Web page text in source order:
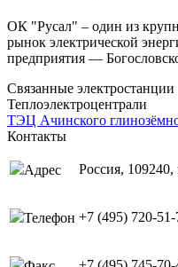
ОК "Русал" – один из
рынок электрической
предприятия —
Связанные электростанции
Теплоэлектроцентрали
ТЭЦ Ачинского
Контакты
Адрес Россия, 109240,
Телефон +7 (495) 720-